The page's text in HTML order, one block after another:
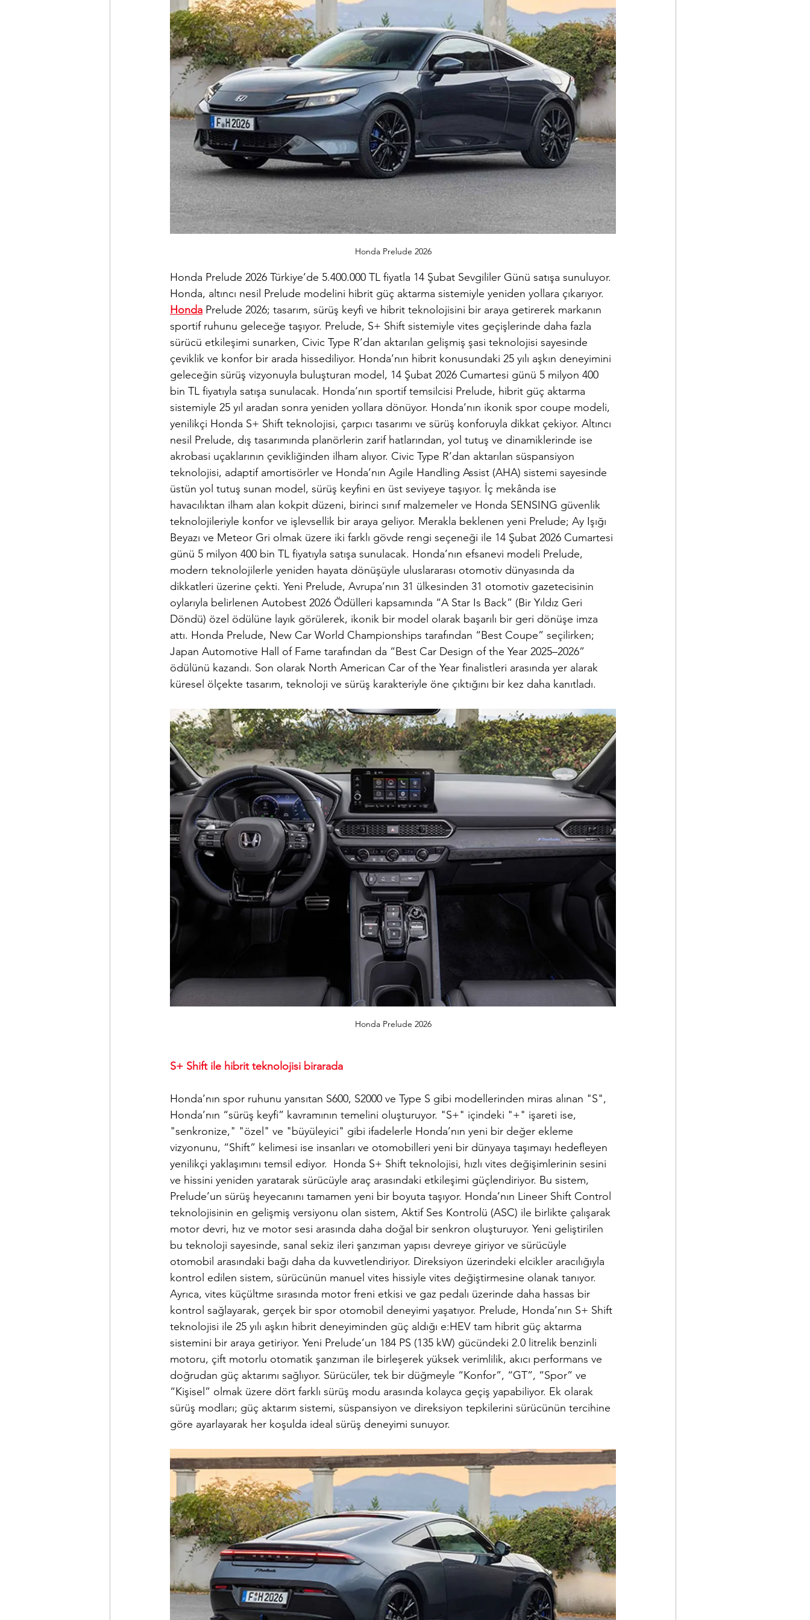
Honda Prelude 2026
Honda Prelude 2026 Türkiye’de 5.400.000 TL fiyatla 14 Şubat Sevgililer Günü satışa sunuluyor.
Honda, altıncı nesil Prelude modelini hibrit güç aktarma sistemiyle yeniden yollara çıkarıyor.
Honda Prelude 2026; tasarım, sürüş keyfi ve hibrit teknolojisini bir araya getirerek markanın
sportif ruhunu geleceğe taşıyor. Prelude, S+ Shift sistemiyle vites geçişlerinde daha fazla
sürücü etkileşimi sunarken, Civic Type R’dan aktarılan gelişmiş şasi teknolojisi sayesinde
çeviklik ve konfor bir arada hissediliyor. Honda’nın hibrit konusundaki 25 yılı aşkın deneyimini
geleceğin sürüş vizyonuyla buluşturan model, 14 Şubat 2026 Cumartesi günü 5 milyon 400
bin TL fiyatıyla satışa sunulacak. Honda’nın sportif temsilcisi Prelude, hibrit güç aktarma
sistemiyle 25 yıl aradan sonra yeniden yollara dönüyor. Honda’nın ikonik spor coupe modeli,
yenilikçi Honda S+ Shift teknolojisi, çarpıcı tasarımı ve sürüş konforuyla dikkat çekiyor. Altıncı
nesil Prelude, dış tasarımında planörlerin zarif hatlarından, yol tutuş ve dinamiklerinde ise
akrobasi uçaklarının çevikliğinden ilham alıyor. Civic Type R’dan aktarılan süspansiyon
teknolojisi, adaptif amortisörler ve Honda’nın Agile Handling Assist (AHA) sistemi sayesinde
üstün yol tutuş sunan model, sürüş keyfini en üst seviyeye taşıyor. İç mekânda ise
havacılıktan ilham alan kokpit düzeni, birinci sınıf malzemeler ve Honda SENSING güvenlik
teknolojileriyle konfor ve işlevsellik bir araya geliyor. Merakla beklenen yeni Prelude; Ay Işığı
Beyazı ve Meteor Gri olmak üzere iki farklı gövde rengi seçeneği ile 14 Şubat 2026 Cumartesi
günü 5 milyon 400 bin TL fiyatıyla satışa sunulacak. Honda’nın efsanevi modeli Prelude,
modern teknolojilerle yeniden hayata dönüşüyle uluslararası otomotiv dünyasında da
dikkatleri üzerine çekti. Yeni Prelude, Avrupa’nın 31 ülkesinden 31 otomotiv gazetecisinin
oylarıyla belirlenen Autobest 2026 Ödülleri kapsamında “A Star Is Back” (Bir Yıldız Geri
Döndü) özel ödülüne layık görülerek, ikonik bir model olarak başarılı bir geri dönüşe imza
attı. Honda Prelude, New Car World Championships tarafından “Best Coupe” seçilirken;
Japan Automotive Hall of Fame tarafından da “Best Car Design of the Year 2025–2026”
ödülünü kazandı. Son olarak North American Car of the Year finalistleri arasında yer alarak
küresel ölçekte tasarım, teknoloji ve sürüş karakteriyle öne çıktığını bir kez daha kanıtladı.
Honda Prelude 2026
S+ Shift ile hibrit teknolojisi birarada
Honda’nın spor ruhunu yansıtan S600, S2000 ve Type S gibi modellerinden miras alınan "S",
Honda’nın “sürüş keyfi” kavramının temelini oluşturuyor. "S+" içindeki "+" işareti ise,
"senkronize," "özel" ve "büyüleyici" gibi ifadelerle Honda’nın yeni bir değer ekleme
vizyonunu, “Shift” kelimesi ise insanları ve otomobilleri yeni bir dünyaya taşımayı hedefleyen
yenilikçi yaklaşımını temsil ediyor.  Honda S+ Shift teknolojisi, hızlı vites değişimlerinin sesini
ve hissini yeniden yaratarak sürücüyle araç arasındaki etkileşimi güçlendiriyor. Bu sistem,
Prelude’un sürüş heyecanını tamamen yeni bir boyuta taşıyor. Honda’nın Lineer Shift Control
teknolojisinin en gelişmiş versiyonu olan sistem, Aktif Ses Kontrolü (ASC) ile birlikte çalışarak
motor devri, hız ve motor sesi arasında daha doğal bir senkron oluşturuyor. Yeni geliştirilen
bu teknoloji sayesinde, sanal sekiz ileri şanzıman yapısı devreye giriyor ve sürücüyle
otomobil arasındaki bağı daha da kuvvetlendiriyor. Direksiyon üzerindeki elcikler aracılığıyla
kontrol edilen sistem, sürücünün manuel vites hissiyle vites değiştirmesine olanak tanıyor.
Ayrıca, vites küçültme sırasında motor freni etkisi ve gaz pedalı üzerinde daha hassas bir
kontrol sağlayarak, gerçek bir spor otomobil deneyimi yaşatıyor. Prelude, Honda’nın S+ Shift
teknolojisi ile 25 yılı aşkın hibrit deneyiminden güç aldığı e:HEV tam hibrit güç aktarma
sistemini bir araya getiriyor. Yeni Prelude’un 184 PS (135 kW) gücündeki 2.0 litrelik benzinli
motoru, çift motorlu otomatik şanzıman ile birleşerek yüksek verimlilik, akıcı performans ve
doğrudan güç aktarımı sağlıyor. Sürücüler, tek bir düğmeyle “Konfor”, “GT”, “Spor” ve
“Kişisel” olmak üzere dört farklı sürüş modu arasında kolayca geçiş yapabiliyor. Ek olarak
sürüş modları; güç aktarım sistemi, süspansiyon ve direksiyon tepkilerini sürücünün tercihine
göre ayarlayarak her koşulda ideal sürüş deneyimi sunuyor.